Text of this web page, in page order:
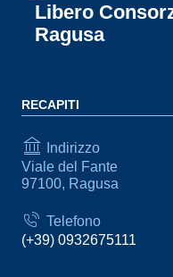
Libero
Ragusa
RECAPITI
Indirizzo
Viale del Fante
97100, Ragusa
Telefono
(+39) 0932675111